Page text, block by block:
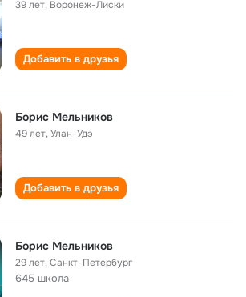
39 лет, Воронеж-Лиски
Добавить в друзья
Борис Мельников
49 лет,Улан-Удэ
Добавить в друзья
Борис Мельников
29 лет,Санкт-Петербург
645 школа